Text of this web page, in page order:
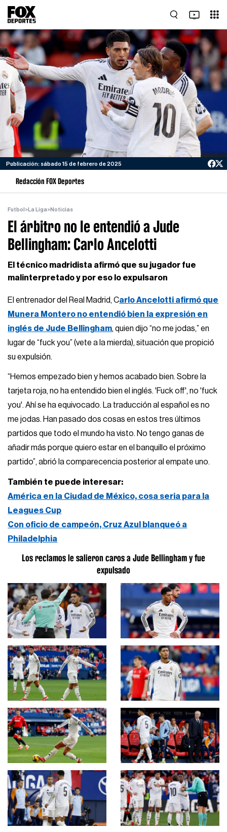
Publicación: sábado 15 de febrero de 2025
Redacción FOX Deportes
Futbol >La Liga>Noticias
El árbitro no le entendió a Jude
Bellingham: Carlo Ancelotti
El técnico madridista afirmó que su jugador fue
malinterpretado y por eso lo expulsaron
El entrenador del Real Madrid, Carlo Ancelotti afirmó que
Munera Montero no entendió bien la expresión en
inglés de Jude Bellingham, quien dijo “no me jodas,” en
lugar de “fuck you” (vete a la mierda), situación que propició
su expulsión.
“Hemos empezado bien y hemos acabado bien. Sobre la
tarjeta roja, no ha entendido bien el inglés. 'Fuck off', no 'fuck
you'. Ahí se ha equivocado. La traducción al español es no
me jodas. Han pasado dos cosas en estos tres últimos
partidos que todo el mundo ha visto. No tengo ganas de
añadir más porque quiero estar en el banquillo el próximo
partido”, abrió la comparecencia posterior al empate uno.
También te puede interesar:
América en la Ciudad de México, cosa seria para la
Leagues Cup
Con oficio de campeón, Cruz Azul blanqueó a
Philadelphia
Los reclamos le salieron caros a Jude Bellingham y fue
expulsado